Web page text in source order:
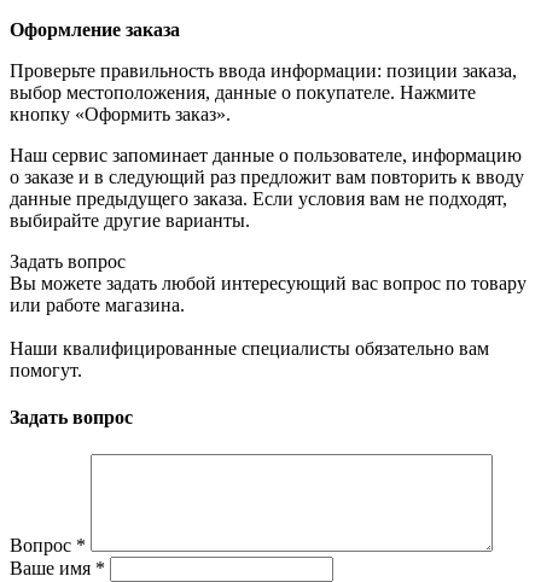
Оформление заказа
Проверьте правильность ввода информации: позиции заказа,
выбор местоположения, данные о покупателе. Нажмите
кнопку «Оформить заказ».
Наш сервис запоминает данные о пользователе, информацию
о заказе и в следующий раз предложит вам повторить к вводу
данные предыдущего заказа. Если условия вам не подходят,
выбирайте другие варианты.
Задать вопрос
Вы можете задать любой интересующий вас вопрос по товару
или работе магазина.
Наши квалифицированные специалисты обязательно вам
помогут.
Задать вопрос
Вопрос *
Ваше имя *